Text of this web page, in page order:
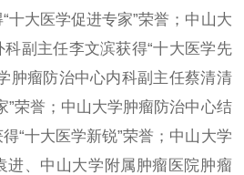
十大医学促进专家”荣誉；中山大
副主任李文滨获得“十大医学先
肿瘤防治中心内科副主任蔡清清
”荣誉；中山大学肿瘤防治中心结
“十大医学新锐”荣誉；中山大学
进、中山大学附属肿瘤医院肿瘤